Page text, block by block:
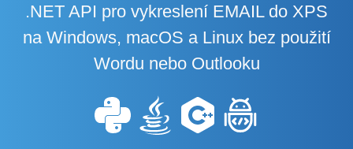
.NET API pro vykreslení EMAIL do XPS
na Windows, macOS a Linux bez použití
Wordu nebo Outlooku